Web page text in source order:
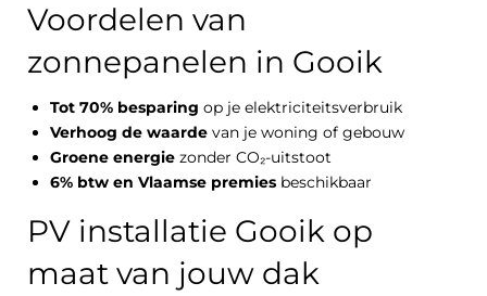
Voordelen van
zonnepanelen in Gooik
Tot 70% besparing op je elektriciteitsverbruik
Verhoog de waarde van je woning of gebouw
Groene energie zonder CO₂-uitstoot
6% btw en Vlaamse premies beschikbaar
PV installatie Gooik op
maat van jouw dak